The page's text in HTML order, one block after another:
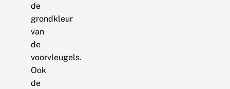
de
grondkleur
van
de
voorvleugels.
Ook
de